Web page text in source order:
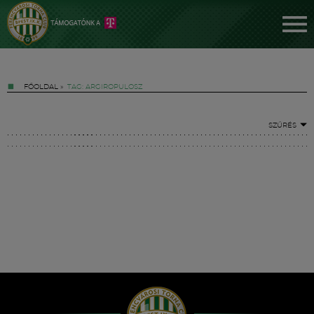
FŐOLDAL » TAG: ARGIROPULOSZ
SZŰRÉS
Hírek